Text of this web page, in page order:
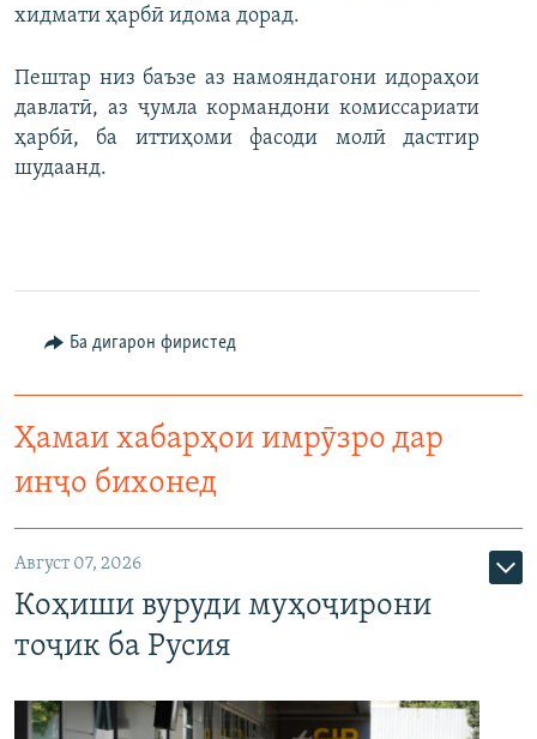
хидмати ҳарбӣ идома дорад.
Пештар низ баъзе аз намояндагони идораҳои
давлатӣ, аз ҷумла кормандони комиссариати
ҳарбӣ, ба иттиҳоми фасоди молӣ дастгир
шудаанд.
Ба дигарон фиристед
Ҳамаи хабарҳои имрӯзро дар
инҷо бихонед
Август 07, 2026
Коҳиши вуруди муҳоҷирони
тоҷик ба Русия